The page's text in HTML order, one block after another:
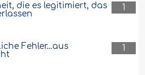
1
die es legitimiert, das
1
Fehler…aus